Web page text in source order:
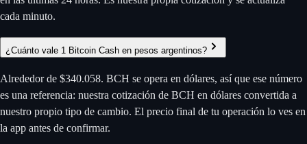
cada minuto.
¿Cuánto vale 1 Bitcoin Cash en pesos argentinos?
Alrededor de $340.058. BCH se opera en dólares, así que ese número
es una referencia: nuestra cotización de BCH en dólares convertida a
nuestro propio tipo de cambio. El precio final de tu operación lo ves en
la app antes de confirmar.